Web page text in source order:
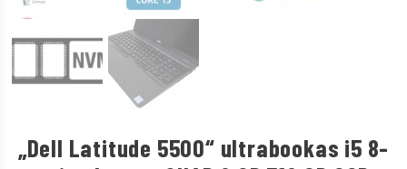
„Dell Latitude 5500“ ultrabookas i5 8-